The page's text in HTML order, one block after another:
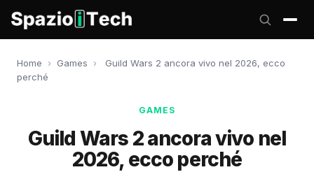
Home › Games ›
Guild Wars 2 ancora vivo nel 2026, ecco
perché
GAMES
Guild Wars 2 ancora vivo nel
2026, ecco perché